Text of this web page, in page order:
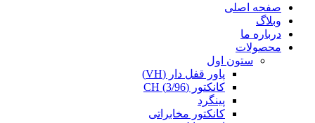
صفحه اصلی
وبلاگ
درباره ما
محصولات
ستون اول
پاور قفل دار (VH)
کانکتور (3/96) CH
پینگرد
کانکتور مخابراتی